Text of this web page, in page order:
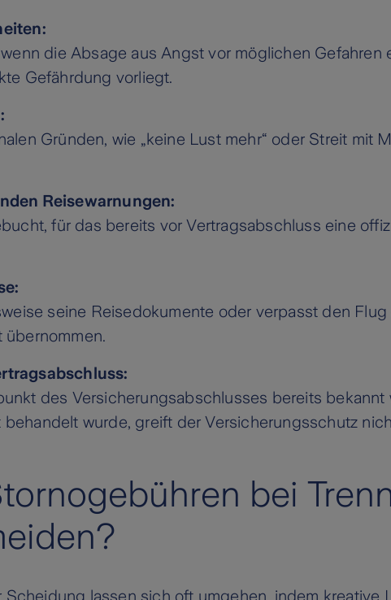
die Absage aus Angst vor möglichen Gefahren
Gefährdung vorliegt.
Gründen, wie „keine Lust mehr“ oder Streit mit
Reisewarnungen:
für das bereits vor Vertragsabschluss eine
seine Reisedokumente oder verpasst den
des Versicherungsabschlusses bereits
wurde, greift der Versicherungsschutz
bei
lassen sich oft umgehen, indem kreative